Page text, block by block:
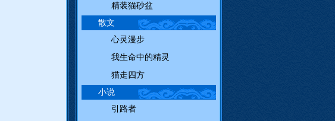
精装猫砂盆
散文
心灵漫步
我生命中的精灵
猫走四方
小说
引路者